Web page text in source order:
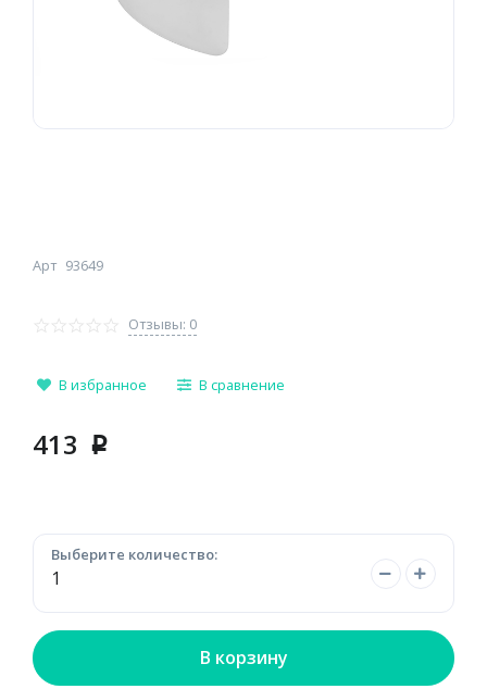
Арт 93649
Отзывы: 0
В избранное В сравнение
413 p
Выберите количество:
В корзину